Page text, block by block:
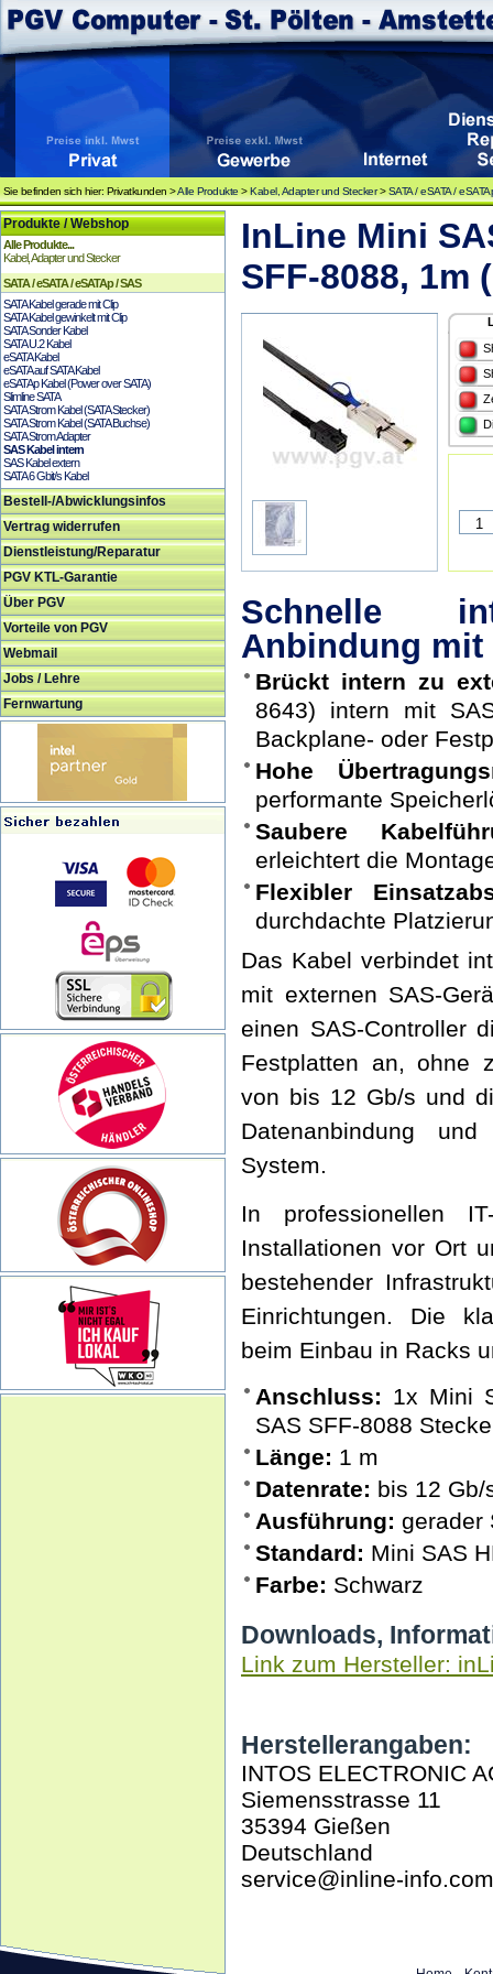
Sie befinden sich hier: Privatkunden >Alle Produkte >Kabel, Adapter und Stecker>SATA / eSATA /
Produkte / Webshop
Alle Produkte...
Kabel, Adapter und Stecker
SATA / eSATA / eSATAp / SAS
SATA Kabel gerade mit Clip
SATA Kabel gewinkelt mit Clip
SATA Sonder Kabel
SATA U.2 Kabel
eSATA Kabel
eSATA auf SATA Kabel
eSATAp Kabel (Power over SATA)
Slimline SATA
SATA Strom Kabel (SATA Stecker)
SATA Strom Kabel (SATA Buchse)
SATA Strom Adapter
SAS Kabel intern
SAS Kabel extern
SATA 6 Gbit/s Kabel
Bestell-/Abwicklungsinfos
Vertrag widerrufen
Dienstleistung/Reparatur
PGV KTL-Garantie
Über PGV
Vorteile von PGV
Webmail
Jobs / Lehre
Fernwartung
InLine Mini
SFF-8088, 1m
Schnelle
Anbindung mit
Brückt intern zu
8643) intern mit
Backplane- oder
Hohe
performante
Saubere
erleichtert die
Flexibler
durchdachte
Das Kabel verbindet
mit externen SAS-
einen SAS-Controller
Festplatten an, ohne
von bis 12 Gb/s und
Datenanbindung
System.
In professionellen
Installationen vor Ort
bestehender
Einrichtungen. Die
beim Einbau in Racks
Anschluss: 1x Mini
SAS SFF-8088
Länge: 1 m
Datenrate: bis 12 Gb/
Ausführung: gerader
Standard: Mini SAS
Farbe: Schwarz
Downloads,
Link zum Hersteller:
Herstellerangaben:
INTOS ELECTRONIC
Siemensstrasse 11
35394 Gießen
Deutschland
service@inline-info.com